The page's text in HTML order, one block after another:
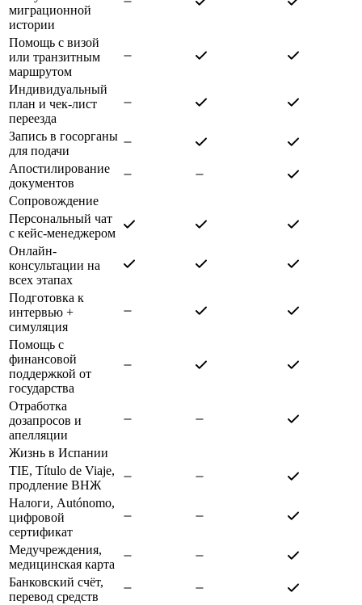
миграционной
истории
Помощь с визой
или транзитным
маршрутом
Индивидуальный
план и чек-лист
переезда
Запись в госорганы
для подачи
Апостилирование
документов
Сопровождение
Персональный чат
с кейс-менеджером
Онлайн-
консультации на
всех этапах
Подготовка к
интервью +
симуляция
Помощь с
финансовой
поддержкой от
государства
Отработка
дозапросов и
апелляции
Жизнь в Испании
TIE, Título de Viaje,
продление ВНЖ
Налоги, Autónomo,
цифровой
сертификат
Медучреждения,
медицинская карта
Банковский счёт,
перевод средств